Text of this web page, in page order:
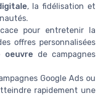
, la fidélisation et
pour entretenir la
offres personnalisées
oeuvre de campagnes
Google Ads ou
rapidement une